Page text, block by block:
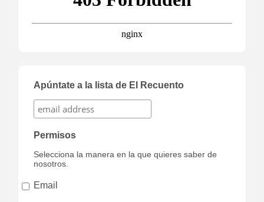
Apúntate a la lista de El Recuento
Permisos
Selecciona la manera en la que quieres saber de
nosotros.
Email